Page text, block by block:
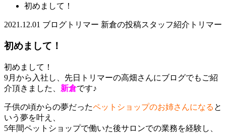
初めまして！
2021.12.01 ブログ トリマー 新倉の投稿スタッフ紹介 トリマー
初めまして！
初めまして！
9月から入社し、先日トリマーの高畑さんにブログでもご紹
介頂きました、 新倉です♪
子供の頃からの夢だったペットショップのお姉さんになる と
いう夢を叶え、
5年間ペットショップで働いた後サロンでの業務を経験し、